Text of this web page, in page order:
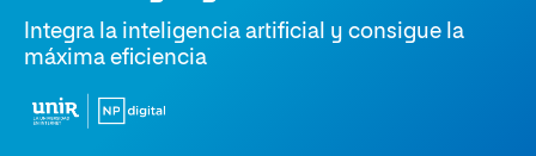
Integra la inteligencia artificial y consigue la
máxima eficiencia